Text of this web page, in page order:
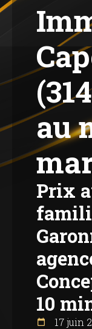
au
Prix
10
17 juin